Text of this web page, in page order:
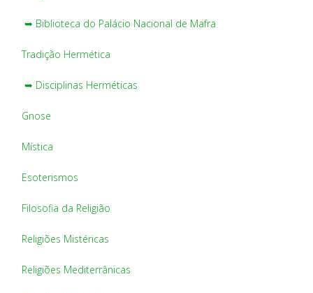
➥ Biblioteca do Palácio Nacional de Mafra
Tradição Hermética
➥ Disciplinas Herméticas
Gnose
Mística
Esoterismos
Filosofia da Religião
Religiões Mistéricas
Religiões Mediterrânicas